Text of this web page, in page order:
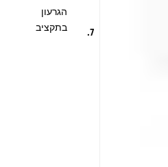
7.
הגרעון
בתקציב